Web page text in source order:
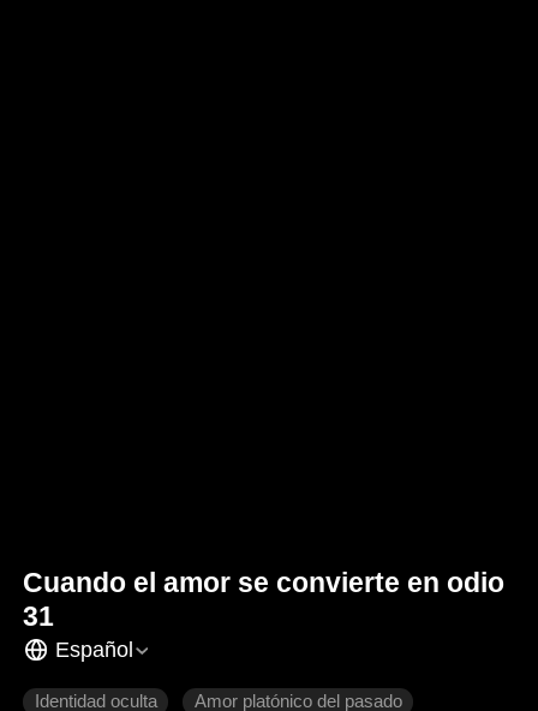
Cuando el amor se convierte en odio
31
Español
Identidad oculta Amor platónico del pasado